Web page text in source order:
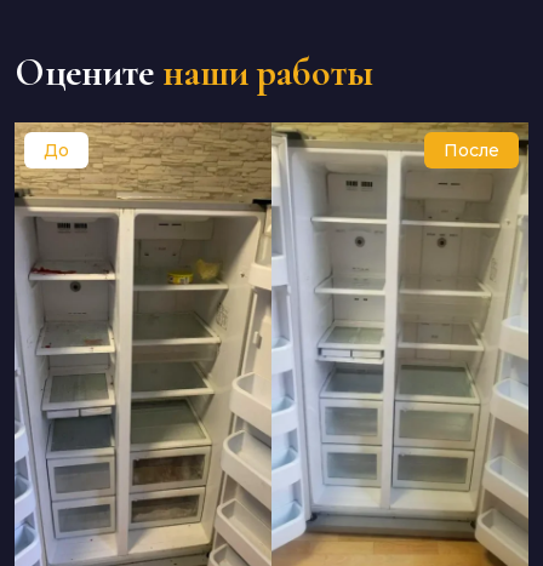
Оцените наши работы